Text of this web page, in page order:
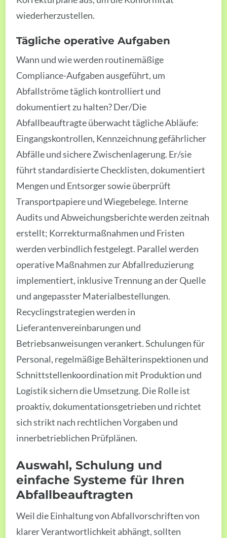
wiederherzustellen.
Tägliche operative Aufgaben
Wann und wie werden routinemäßige
Compliance-Aufgaben ausgeführt, um
Abfallströme täglich kontrolliert und
dokumentiert zu halten? Der/Die
Abfallbeauftragte überwacht tägliche Abläufe:
Eingangskontrollen, Kennzeichnung gefährlicher
Abfälle und sichere Zwischenlagerung. Er/sie
führt standardisierte Checklisten, dokumentiert
Mengen und Entsorger sowie überprüft
Transportpapiere und Wiegebelege. Interne
Audits und Abweichungsberichte werden zeitnah
erstellt; Korrekturmaßnahmen und Fristen
werden verbindlich festgelegt. Parallel werden
operative Maßnahmen zur Abfallreduzierung
implementiert, inklusive Trennung an der Quelle
und angepasster Materialbestellungen.
Recyclingstrategien werden in
Lieferantenvereinbarungen und
Betriebsanweisungen verankert. Schulungen für
Personal, regelmäßige Behälterinspektionen und
Schnittstellenkoordination mit Produktion und
Logistik sichern die Umsetzung. Die Rolle ist
proaktiv, dokumentationsgetrieben und richtet
sich strikt nach rechtlichen Vorgaben und
innerbetrieblichen Prüfplänen.
Auswahl, Schulung und
einfache Systeme für Ihren
Abfallbeauftragten
Weil die Einhaltung von Abfallvorschriften von
klarer Verantwortlichkeit abhängt, sollten